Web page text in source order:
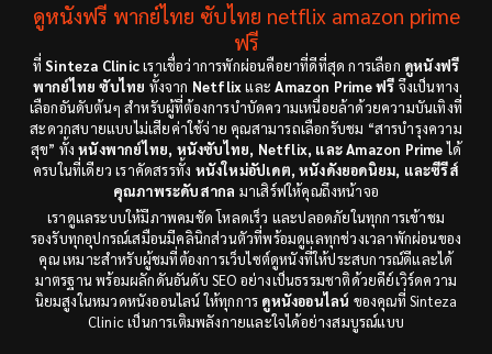
Dance เต้น (6)
Detective สืบสวน(18)
Disaster(9)
Disney+(8)
Documentary สารคดี(3)
Documentary สารคดี(12)
Drama ดราม่า(29)
1971
1962
ดูหนังฟรี พากย์ไทย ซับไทย netflix amazon prime
ฟรี
ที่Sinteza Clinicเราเชื่อว่าการพักผ่อนคือยาที่ดีที่สุด การเลือก ดูหนังฟรี
พากย์ไทย ซับไทย ทั้งจาก NetflixและAmazon Prime ฟรี จึงเป็นทาง
เลือกอันดับต้นๆ สำหรับผู้ที่ต้องการบำบัดความเหนื่อยล้าด้วยความบันเทิงที่
สะดวกสบายแบบไม่เสียค่าใช้จ่าย คุณสามารถเลือกรับชม “สารบำรุงความ
สุข” ทั้งหนังพากย์ไทย, หนังซับไทย, Netflix, และ Amazon Primeได้
ครบในที่เดียว เราคัดสรรทั้ง หนังใหม่อัปเดต, หนังดังยอดนิยม, และซีรีส์
คุณภาพระดับสากล มาเสิร์ฟให้คุณถึงหน้าจอ
เราดูแลระบบให้มีภาพคมชัด โหลดเร็ว และปลอดภัยในทุกการเข้าชม
รองรับทุกอุปกรณ์เสมือนมีคลินิกส่วนตัวที่พร้อมดูแลทุกช่วงเวลาพักผ่อนของ
คุณ เหมาะสำหรับผู้ชมที่ต้องการเว็บไซต์ดูหนังที่ให้ประสบการณ์ดีและได้
มาตรฐาน พร้อมผลักดันอันดับ SEO อย่างเป็นธรรมชาติด้วยคีย์เวิร์ดความ
นิยมสูงในหมวดหนังออนไลน์ ให้ทุกการ ดูหนังออนไลน์ ของคุณที่ Sinteza
Clinic เป็นการเติมพลังกายและใจได้อย่างสมบูรณ์แบบ